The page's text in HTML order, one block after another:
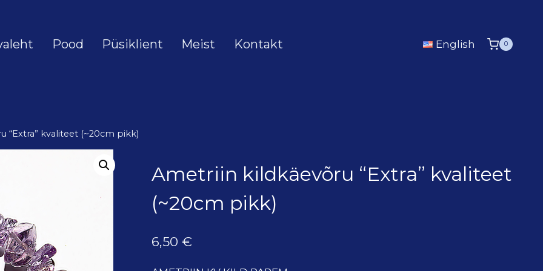
Pood Püsiklient Meist Kontakt English 0
“Extra” kvaliteet (~20cm pikk)
Ametriin kildkäevõru “Extra” kvaliteet
(~20cm pikk)
6,50 €